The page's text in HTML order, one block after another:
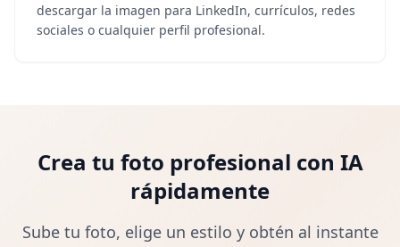
descargar la imagen para LinkedIn, currículos, redes
sociales o cualquier perfil profesional.
Crea tu foto profesional con IA
rápidamente
Sube tu foto, elige un estilo y obtén al instante